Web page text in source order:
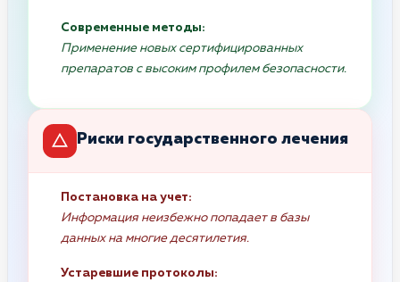
Современные методы:
Применение новых сертифицированных
препаратов с высоким профилем безопасности.
Риски государственного лечения
Постановка на учет:
Информация неизбежно попадает в базы
данных на многие десятилетия.
Устаревшие протоколы: